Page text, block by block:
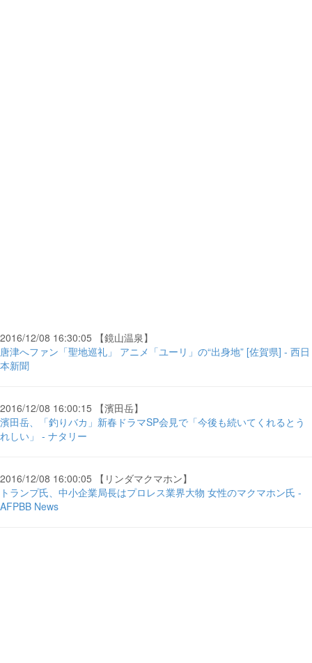
2016/12/08 16:30:05 【鏡山温泉】
唐津へファン「聖地巡礼」 アニメ「ユーリ」の“出身地” [佐賀県] - 西日
本新聞
2016/12/08 16:00:15 【濱田岳】
濱田岳、「釣りバカ」新春ドラマSP会見で「今後も続いてくれるとう
れしい」 - ナタリー
2016/12/08 16:00:05 【リンダマクマホン】
トランプ氏、中小企業局長はプロレス業界大物 女性のマクマホン氏 -
AFPBB News